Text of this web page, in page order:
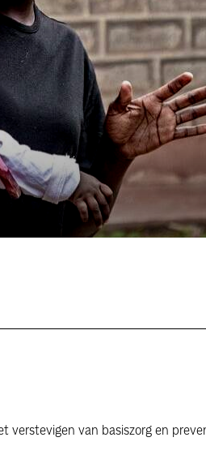
mee
verhalen
verstevigen van basiszorg en